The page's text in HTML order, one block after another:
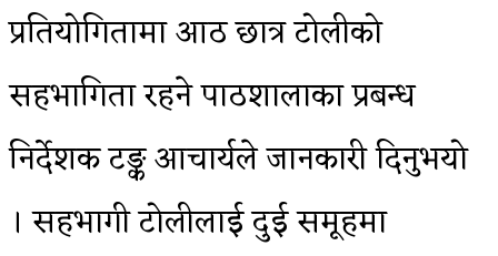
प्रतियोगितामा आठ छात्र टोलीको
सहभागिता रहने पाठशालाका प्रबन्ध
निर्देशक टङ्क आचार्यले जानकारी दिनुभयो
। सहभागी टोलीलाई दुई समूहमा